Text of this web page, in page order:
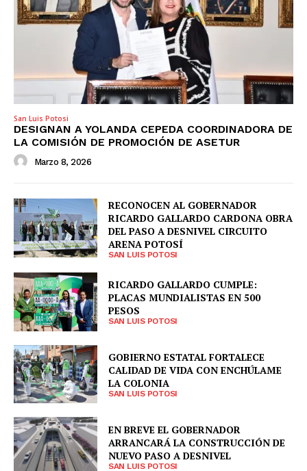
San Luis Potosi
DESIGNAN A YOLANDA CEPEDA COORDINADORA DE
LA COMISIÓN DE PROMOCIÓN DE ASETUR
Marzo 8, 2026
RECONOCEN AL GOBERNADOR
RICARDO GALLARDO CARDONA OBRA
DEL PASO A DESNIVEL CIRCUITO
ARENA POTOSÍ
SAN LUIS POTOSI
RICARDO GALLARDO CUMPLE:
PLACAS MUNDIALISTAS EN 500
PESOS
SAN LUIS POTOSI
GOBIERNO ESTATAL FORTALECE
CALIDAD DE VIDA CON ENCHÚLAME
LA COLONIA
SAN LUIS POTOSI
EN BREVE EL GOBERNADOR
ARRANCARÁ LA CONSTRUCCIÓN DE
NUEVO PASO A DESNIVEL
SAN LUIS POTOSI